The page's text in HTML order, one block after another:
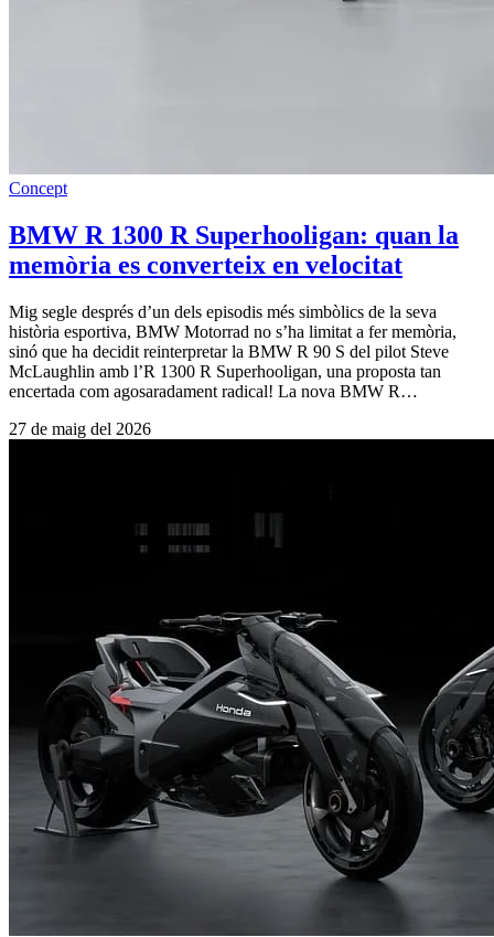
Concept
BMW R 1300 R Superhooligan: quan la
memòria es converteix en velocitat
Mig segle després d’un dels episodis més simbòlics de la seva
història esportiva, BMW Motorrad no s’ha limitat a fer memòria,
sinó que ha decidit reinterpretar la BMW R 90 S del pilot Steve
McLaughlin amb l’R 1300 R Superhooligan, una proposta tan
encertada com agosaradament radical! La nova BMW R…
27 de maig del 2026